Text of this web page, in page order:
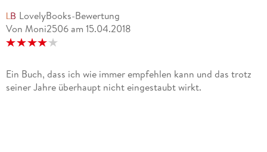
LovelyBooks-Bewertung
Von Moni2506 am 15.04.2018
Ein Buch, dass ich wie immer empfehlen kann und das trotz
seiner Jahre überhaupt nicht eingestaubt wirkt.